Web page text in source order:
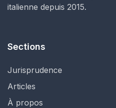
italienne depuis 2015.
Sections
Jurisprudence
Articles
À propos